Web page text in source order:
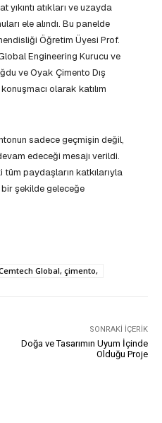
yıkıntı atıkları ve uzayda
ele alındı. Bu panelde
Öğretim Üyesi Prof.
Engineering Kurucu ve
ve Oyak Çimento Dış
olarak katılım
sadece geçmişin değil,
edeceği mesajı verildi.
paydaşların katkılarıyla
bir şekilde geleceğe
Global, çimento,
SONRAKI İÇERIK
Doğa ve Tasarımın Uyum İçinde
Olduğu Proje